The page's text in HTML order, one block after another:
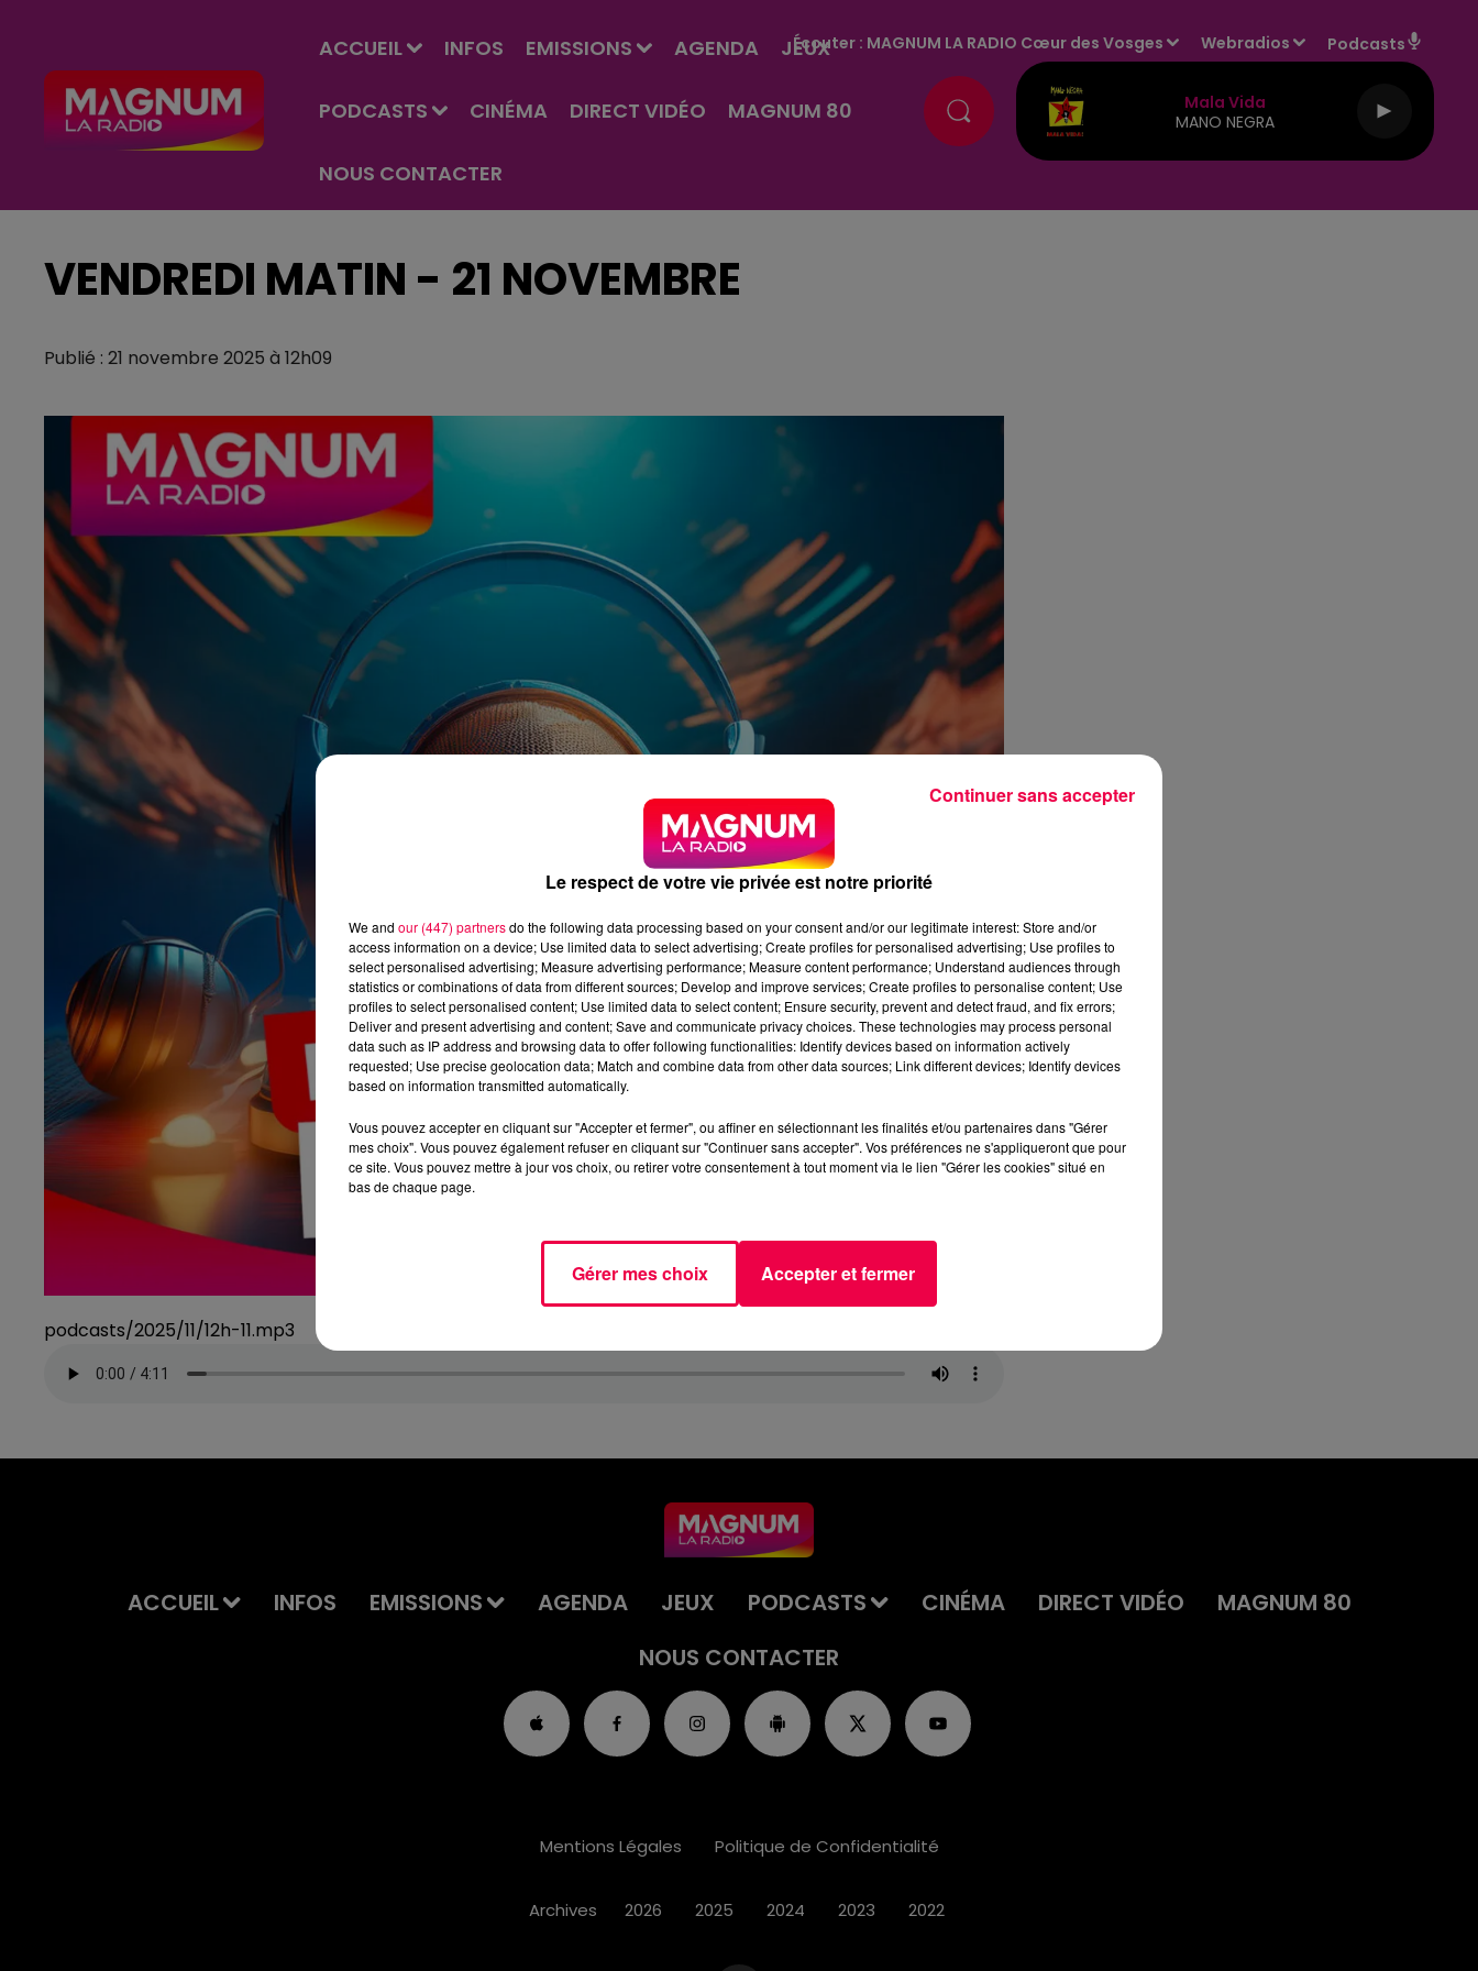
ACCUEIL INFOS EMISSIONS AGENDA JEUX
PODCASTS CINÉMA DIRECT VIDÉO MAGNUM 80
NOUS CONTACTER
Écouter : MAGNUM LA RADIO Cœur des Vosges Webradios Podcasts
Mala Vida
MANO NEGRA
VENDREDI MATIN - 21 NOVEMBRE
Publié : 21 novembre 2025 à 12h09
podcasts/2025/11/12h-11.mp3
ACCUEIL INFOS EMISSIONS AGENDA JEUX PODCASTS CINÉMA DIRECT VIDÉO
MAGNUM 80
NOUS CONTACTER
Mentions Légales Politique de Confidentialité
Archives 2026 2025 2024 2023 2022
Le respect de votre vie privée est notre priorité
We and our (447) partnersdo the following data processing based on your consent and/or our legitimate interest: Store and/or
access information on a device; Use limited data to select advertising; Create profiles for personalised advertising; Use profiles to
select personalised advertising; Measure advertising performance; Measure content performance; Understand audiences through
statistics or combinations of data from different sources; Develop and improve services; Create profiles to personalise content; Use
profiles to select personalised content; Use limited data to select content; Ensure security, prevent and detect fraud, and fix errors;
Deliver and present advertising and content; Save and communicate privacy choices. These technologies may process personal
data such as IP address and browsing data to offer following functionalities: Identify devices based on information actively
requested; Use precise geolocation data; Match and combine data from other data sources; Link different devices; Identify devices
based on information transmitted automatically.
Vous pouvez accepter en cliquant sur "Accepter et fermer", ou affiner en sélectionnant les finalités et/ou partenaires dans "Gérer
mes choix". Vous pouvez également refuser en cliquant sur "Continuer sans accepter". Vos préférences ne s'appliqueront que pour
ce site. Vous pouvez mettre à jour vos choix, ou retirer votre consentement à tout moment via le lien "Gérer les cookies" situé en
bas de chaque page.
Gérer mes choix Accepter et fermer
Continuer sans accepter